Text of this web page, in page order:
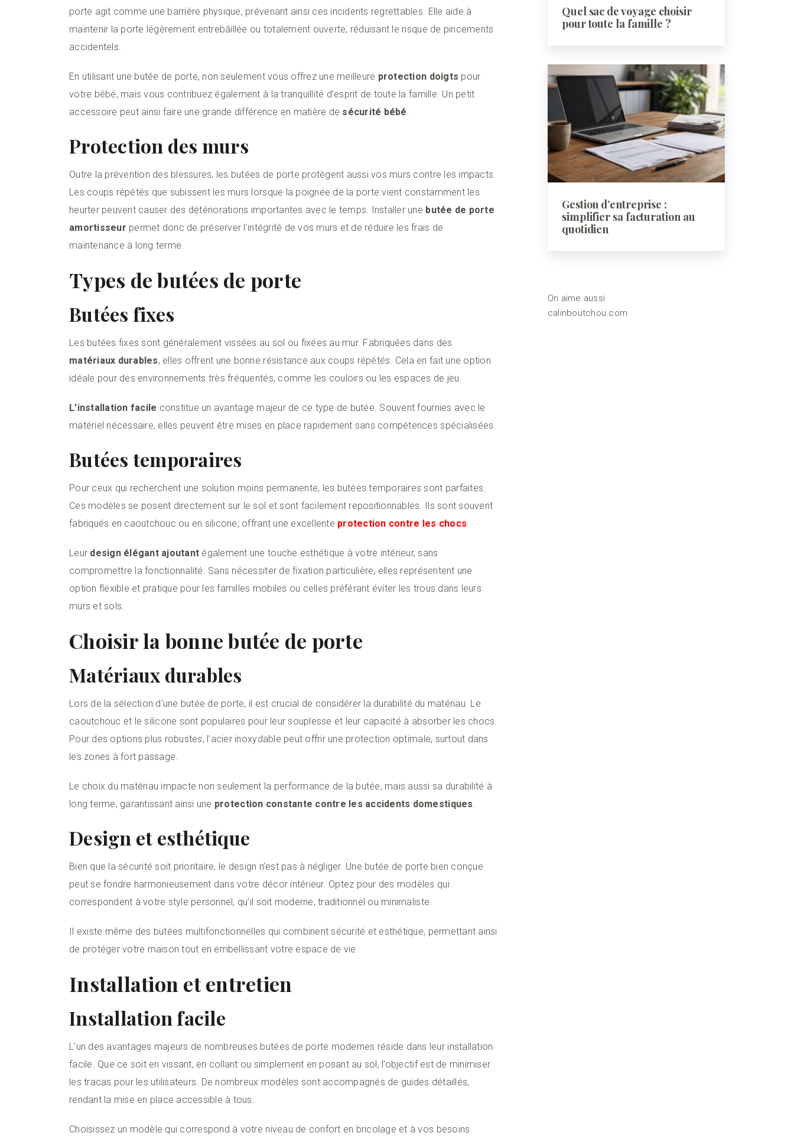
porte agit comme une barrière physique, prévenant ainsi ces incidents regrettables. Elle aide à
maintenir la porte légèrement entrebâillée ou totalement ouverte, réduisant le risque de pincements
accidentels.
En utilisant une butée de porte, non seulement vous offrez une meilleure protection doigts pour
votre bébé, mais vous contribuez également à la tranquillité d’esprit de toute la famille. Un petit
accessoire peut ainsi faire une grande différence en matière de sécurité bébé.
Protection des murs
Outre la prévention des blessures, les butées de porte protègent aussi vos murs contre les impacts.
Les coups répétés que subissent les murs lorsque la poignée de la porte vient constamment les
heurter peuvent causer des détériorations importantes avec le temps. Installer une butée de porte
amortisseur permet donc de préserver l’intégrité de vos murs et de réduire les frais de
maintenance à long terme.
Types de butées de porte
Butées fixes
Les butées fixes sont généralement vissées au sol ou fixées au mur. Fabriquées dans des
matériaux durables, elles offrent une bonne résistance aux coups répétés. Cela en fait une option
idéale pour des environnements très fréquentés, comme les couloirs ou les espaces de jeu.
L’installation facile constitue un avantage majeur de ce type de butée. Souvent fournies avec le
matériel nécessaire, elles peuvent être mises en place rapidement sans compétences spécialisées.
Butées temporaires
Pour ceux qui recherchent une solution moins permanente, les butées temporaires sont parfaites.
Ces modèles se posent directement sur le sol et sont facilement repositionnables. Ils sont souvent
fabriqués en caoutchouc ou en silicone, offrant une excellente protection contre les chocs.
Leur design élégant ajoutant également une touche esthétique à votre intérieur, sans
compromettre la fonctionnalité. Sans nécessiter de fixation particulière, elles représentent une
option flexible et pratique pour les familles mobiles ou celles préférant éviter les trous dans leurs
murs et sols.
Choisir la bonne butée de porte
Matériaux durables
Lors de la sélection d’une butée de porte, il est crucial de considérer la durabilité du matériau. Le
caoutchouc et le silicone sont populaires pour leur souplesse et leur capacité à absorber les chocs.
Pour des options plus robustes, l’acier inoxydable peut offrir une protection optimale, surtout dans
les zones à fort passage.
Le choix du matériau impacte non seulement la performance de la butée, mais aussi sa durabilité à
long terme, garantissant ainsi une protection constante contre les accidents domestiques.
Design et esthétique
Bien que la sécurité soit prioritaire, le design n’est pas à négliger. Une butée de porte bien conçue
peut se fondre harmonieusement dans votre décor intérieur. Optez pour des modèles qui
correspondent à votre style personnel, qu’il soit moderne, traditionnel ou minimaliste.
Il existe même des butées multifonctionnelles qui combinent sécurité et esthétique, permettant ainsi
de protéger votre maison tout en embellissant votre espace de vie.
Installation et entretien
Installation facile
L’un des avantages majeurs de nombreuses butées de porte modernes réside dans leur installation
facile. Que ce soit en vissant, en collant ou simplement en posant au sol, l’objectif est de minimiser
les tracas pour les utilisateurs. De nombreux modèles sont accompagnés de guides détaillés,
rendant la mise en place accessible à tous.
Choisissez un modèle qui correspond à votre niveau de confort en bricolage et à vos besoins
Quel sac de voyage choisir
pour toute la famille ?
Gestion d’entreprise :
simplifier sa facturation au
quotidien
On aime aussi
calinboutchou.com